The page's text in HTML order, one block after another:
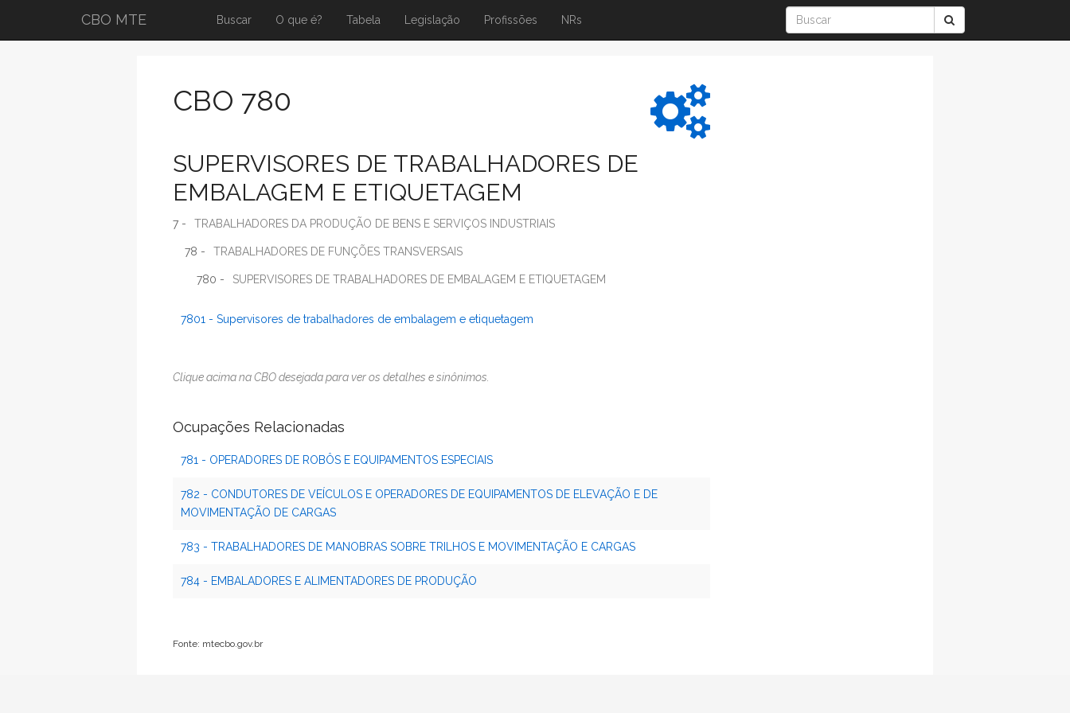
CBO MTE Buscar O que é? Tabela Legislação Profissões NRs
CBO 780
SUPERVISORES DE TRABALHADORES DE
EMBALAGEM E ETIQUETAGEM
7 - TRABALHADORES DA PRODUÇÃO DE BENS E SERVIÇOS INDUSTRIAIS
78 - TRABALHADORES DE FUNÇÕES TRANSVERSAIS
780 - SUPERVISORES DE TRABALHADORES DE EMBALAGEM E ETIQUETAGEM
7801 - Supervisores de trabalhadores de embalagem e etiquetagem
Clique acima na CBO desejada para ver os detalhes e sinônimos.
Ocupações Relacionadas
781 - OPERADORES DE ROBÔS E EQUIPAMENTOS ESPECIAIS
782 - CONDUTORES DE VEÍCULOS E OPERADORES DE EQUIPAMENTOS DE ELEVAÇÃO E DE
MOVIMENTAÇÃO DE CARGAS
783 - TRABALHADORES DE MANOBRAS SOBRE TRILHOS E MOVIMENTAÇÃO E CARGAS
784 - EMBALADORES E ALIMENTADORES DE PRODUÇÃO
Fonte: mtecbo.gov.br